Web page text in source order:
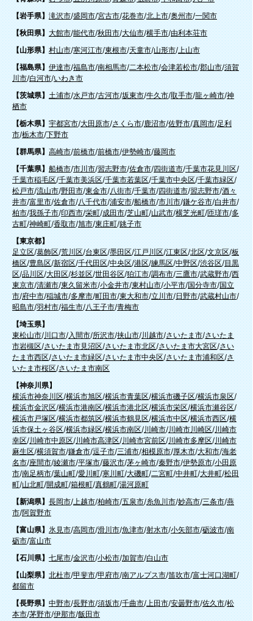
【岩手県】 滝沢市/盛岡市/宮古市/花巻市/北上市/奥州市/一関市
【秋田県】 大館市/能代市/秋田市/大仙市/横手市/由利本荘市
【山形県】 村山市/寒河江市/東根市/天童市/山形市/ 上山市
【福島県】 伊達市/福島市/南相馬市/二本松市/会津若松市/郡山市/須賀
川市/白河市/いわき市
【茨城県】 土浦市/水戸市/古河市/坂東市/牛久市/取手市/龍ヶ崎市/神
栖市
【栃木県】 宇都宮市/大田原市/さくら市/鹿沼市/佐野市/真岡市/足利
市/栃木市/下野市
【群馬県】 高崎市/前橋市/前橋市/伊勢崎市/藤岡市
【千葉県】 船橋市/市川市/習志野市/佐倉市/四街道市/千葉市花見川区/
千葉市稲毛区/千葉市美浜区/千葉市若葉区/千葉市中央区/千葉市緑区/
松戸市/流山市/野田市/東金市/八街市/千葉市/四街道市/習志野市/酒々
井市/富里市/佐倉市/八千代市/浦安市/船橋市/市川市/鎌ケ谷市/白井市/
柏市/我孫子市/印西市/栄町/成田市/芝山町/山武市/横芝光町/匝瑳市/多
古町/神崎町/香取市/旭市/東庄町/銚子市
【東京都】
足立区/葛飾区/荒川区/台東区/墨田区/江戸川区/江東区/北区/文京区/板
橋区/豊島区/新宿区/千代田区/中央区/港区/練馬区/中野区/渋谷区/目黒
区/品川区/大田区/杉並区/世田谷区/狛江市/調布市/三鷹市/武蔵野市/西
東京市/清瀬市/東久留米市/小金井市/東村山市/小平市/国分寺市/国立
市/府中市/稲城市/多摩市/町田市/東大和市/立川市/日野市/武蔵村山市/
昭島市/羽村市/福生市/八王子市/青梅市
【埼玉県】
東松山市/川口市/ 入間市/所沢市/挟山市/川越市/さいたま市/さいたま
市岩槻区/さいたま市見沼区/さいたま市北区/さいたま市大宮区/さい
たま市西区/さいたま市緑区/さいたま市中央区/さいたま市浦和区/さ
いたま市桜区/さいたま市南区
【神奈川県】
横浜市神奈川区/横浜市旭区/横浜市青葉区/横浜市磯子区/横浜市泉区/
横浜市金沢区/横浜市港南区/横浜市港北区/横浜市栄区/横浜市瀬谷区/
横浜市戸塚区/横浜市都筑区/横浜市鶴見区/横浜市中区/横浜市西区/横
浜市保土ヶ谷区/横浜市緑区/横浜市南区/川崎市/川崎市川崎区/川崎市
幸区/川崎市中原区/川崎市高津区/川崎市宮前区/川崎市多摩区/川崎市
麻生区/横須賀市/鎌倉市/逗子市/三浦市/相模原市/厚木市/大和市/海老
名市/座間市/綾瀬市/平塚市/藤沢市/茅ヶ崎市/秦野市/伊勢原市/小田原
市/南足柄市/葉山町/愛川町/寒川町/大磯町/二宮町/中井町/大井町/松田
町/山北町/開成町/箱根町/真鶴町/湯河原町
【新潟県】 長岡市/ 上越市/柏崎市/五泉市/糸魚川市/妙高市/三条市/燕
市/阿賀野市
【富山県】 氷見市/高岡市/滑川市/魚津市/射水市/小矢部市/砺波市/南
砺市/富山市
【石川県】 七尾市/金沢市/小松市/加賀市/白山市
【山梨県】 北杜市/甲斐市/甲府市/南アルプス市/笛吹市/富士河口湖町/
都留市
【長野県】 中野市/長野市/須坂市/千曲市/ 上田市/安曇野市/佐久市/松
本市/茅野市/伊那市/飯田市